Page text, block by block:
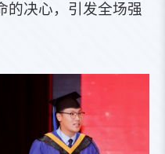
的决心，引发全场强